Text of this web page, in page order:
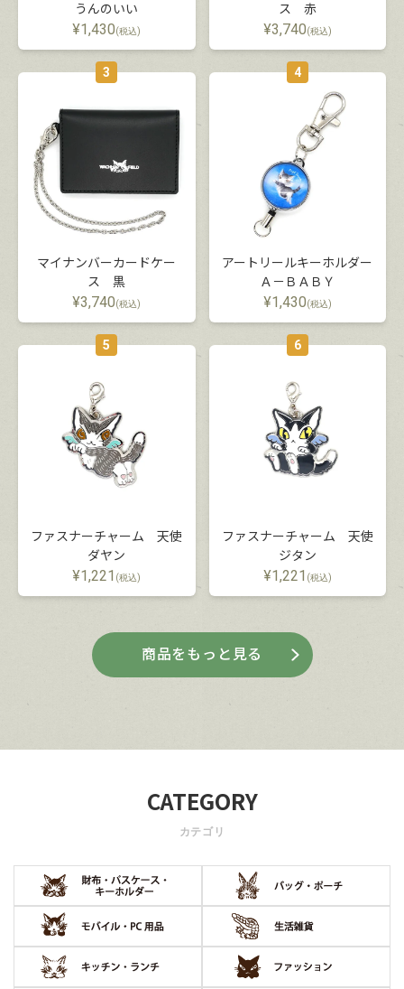
うんのいい
¥1,430(税込)
ス 赤
¥3,740(税込)
3
マイナンバーカードケー
ス 黒
¥3,740(税込)
4
アートリールキーホルダー
Ａ－ＢＡＢＹ
¥1,430(税込)
5
ファスナーチャーム 天使
ダヤン
¥1,221 (税込)
6
ファスナーチャーム 天使
ジタン
¥1,221 (税込)
商品をもっと見る
CATEGORY
カテゴリ